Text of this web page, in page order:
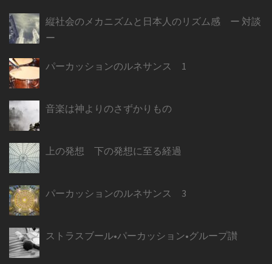
縦社会のメカニズムと日本人のリズム感 ー 対談
ー
パーカッションのルネサンス 1
音楽は神よりのさずかりもの
上の発想 下の発想に至る経過
パーカッションのルネサンス 3
ストラスブール•パーカッション•グループ讃